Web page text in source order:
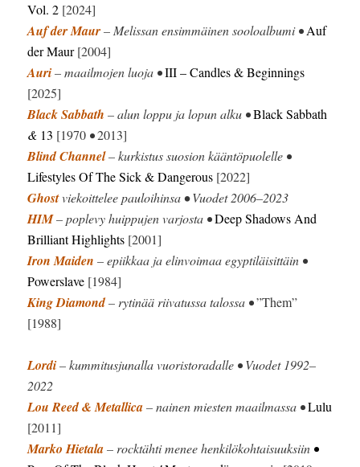
Vol. 2 [2024]
Auf der Maur– Melissan ensimmäinen sooloalbumi •Auf
der Maur[2004]
Auri– maailmojen luoja •III – Candles & Beginnings
[2025]
Black Sabbath – alun loppu ja lopun alku •Black Sabbath
& 13 [1970 •2013]
Blind Channel– kurkistus suosion kääntöpuolelle •
Lifestyles Of The Sick & Dangerous [2022]
Ghostviekoittelee pauloihinsa•Vuodet 2006–2023
HIM– poplevy huippujen varjosta •Deep Shadows And
Brilliant Highlights [2001]
Iron Maiden – epiikkaa ja elinvoimaa egyptiläisittäin •
Powerslave [1984]
King Diamond– rytinää riivatussa talossa •”Them”
[1988]
Lordi– kummitusjunalla vuoristoradalle • Vuodet 1992–
2022
Lou Reed & Metallica– nainen miesten maailmassa •Lulu
[2011]
Marko Hietala– rocktähti menee henkilökohtaisuuksiin •